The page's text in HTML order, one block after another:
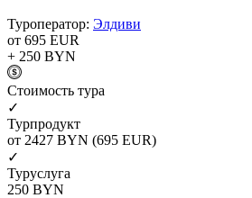
Туроператор: Элдиви
от 695 EUR
+ 250 BYN
Cтоимость тура
✓
Турпродукт
от 2427 BYN (695 EUR)
✓
Туруслуга
250 BYN